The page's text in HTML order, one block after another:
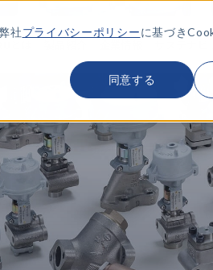
社プライバシーポリシーに基づき
同意する